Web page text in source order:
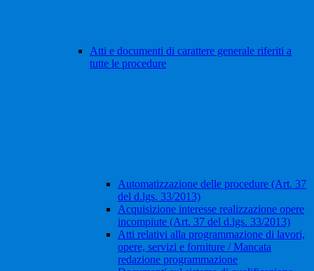
Atti e documenti di carattere generale riferiti a
tutte le procedure
Automatizzazione delle procedure (Art. 37
del d.lgs. 33/2013)
Acquisizione interesse realizzazione opere
incompiute (Art. 37 del d.lgs. 33/2013)
Atti relativi alla programmazione di lavori,
opere, servizi e forniture / Mancata
redazione programmazione